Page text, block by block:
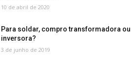
10 de abril de 2020
Para soldar, compro transformadora ou
inversora?
3 de junho de 2019